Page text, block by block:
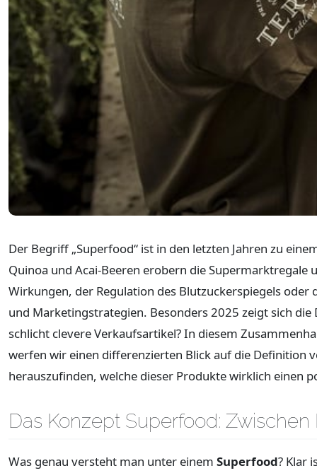
Der Begriff „Superfood“ ist in den letzten Jahren zu
Quinoa und Acai-Beeren erobern die
Wirkungen, der Regulation des Blutzuckerspiegels
und Marketingstrategien. Besonders 2025 zeigt sich
schlicht clevere Verkaufsartikel? In diesem
werfen wir einen differenzierten Blick auf die Definition
herauszufinden, welche dieser Produkte wirklich einen
Das Konzept Superfood:
Was genau versteht man unter einem Superfood? Klar